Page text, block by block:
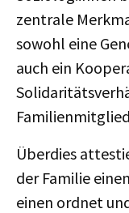
zentrale
sowohl eine
auch ein
Überdies
der Familie
einen ordnet